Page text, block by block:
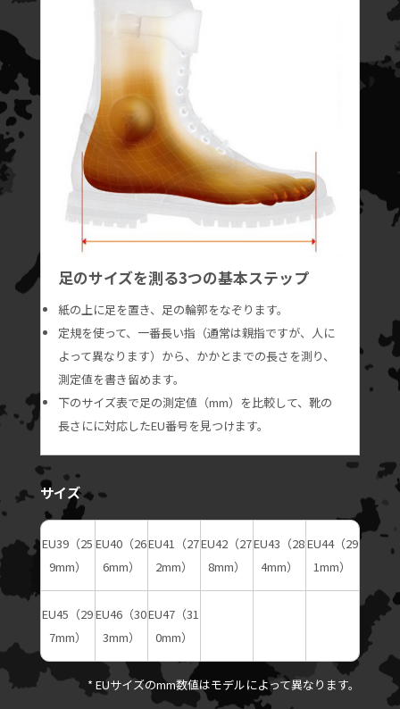
足のサイズを測る3つの基本ステップ
紙の上に足を置き、足の輪郭をなぞります。
定規を使って、一番長い指（通常は親指ですが、人に
よって異なります）から、かかとまでの長さを測り、
測定値を書き留めます。
下のサイズ表で足の測定値（mm）を比較して、靴の
長さにに対応したEU番号を見つけます。
サイズ
EU39（25
9mm）
EU40（26
6mm）
EU41（27
2mm）
EU42（27
8mm）
EU43（28
4mm）
EU44（29
1mm）
EU45（29
7mm）
EU46（30
3mm）
EU47（31
0mm）
* EUサイズのmm数値はモデルによって異なります。